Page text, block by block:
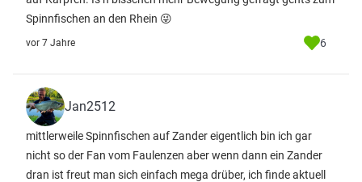
Spinnfischen an den Rhein 😜
vor 7 Jahre 6
Jan2512
mittlerweile Spinnfischen auf Zander eigentlich bin ich gar
nicht so der Fan vom Faulenzen aber wenn dann ein Zander
dran ist freut man sich einfach mega drüber, ich finde aktuell